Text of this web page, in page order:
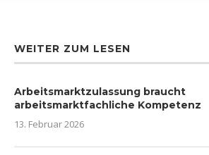
WEITER ZUM LESEN
Arbeitsmarktzulassung braucht
arbeitsmarktfachliche Kompetenz
13. Februar 2026